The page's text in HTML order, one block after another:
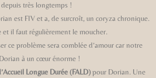
très longtemps !
est FIV et a, de surcroît, un coryza chronique.
et il faut régulièrement le moucher.
ce problème sera comblée d’amour car notre
à un cœur énorme !
Longue Durée (FALD)pour Dorian. Une